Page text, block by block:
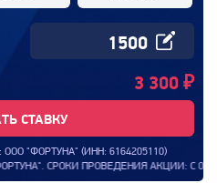
3 300 ₽
СТАВКУ
ООО "ФОРТУНА" (ИНН: 6164205110)
АКЦИИ: С 00:00:00